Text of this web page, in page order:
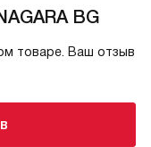
BG
товаре. Ваш отзыв